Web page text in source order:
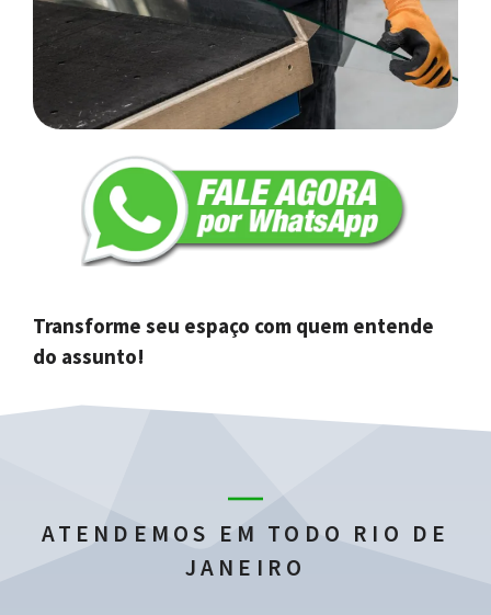
Transforme seu espaço com quem entende
do assunto!
ATENDEMOS EM TODO RIO DE
JANEIRO